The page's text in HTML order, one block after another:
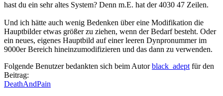
hast du ein sehr altes System? Denn m.E. hat der 4030 47 Zeilen.
Und ich hätte auch wenig Bedenken über eine Modifikation die
Hauptbilder etwas größer zu ziehen, wenn der Bedarf besteht. Oder
ein neues, eigenes Hauptbild auf einer leeren Dynpronummer im
9000er Bereich hineinzumodifizieren und das dann zu verwenden.
Folgende Benutzer bedankten sich beim Autorblack_adept für den
Beitrag:
DeathAndPain